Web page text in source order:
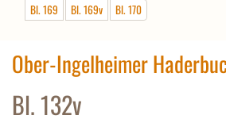
Bl. 169
Bl. 169v Bl. 170
Ober-Ingelheimer
Bl. 132v